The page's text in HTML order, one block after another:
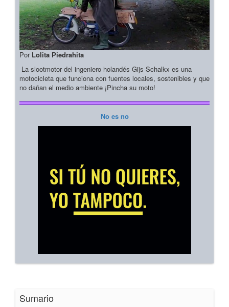
Por Lolita Piedrahita
La slootmotor del ingeniero holandés Gijs Schalkx es una
motocicleta que funciona con fuentes locales, sostenibles y que
no dañan el medio ambiente ¡Pincha su moto!
No es no
Sumario